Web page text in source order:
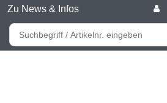
Zu News & Infos
Für bessere Preise HIER